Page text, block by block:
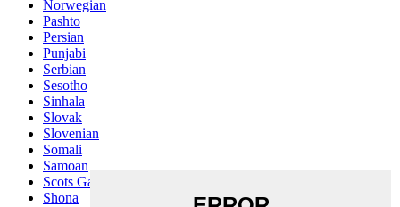
Norwegian
Pashto
Persian
Punjabi
Serbian
Sesotho
Sinhala
Slovak
Slovenian
Somali
Samoan
Scots Gaelic
Shona